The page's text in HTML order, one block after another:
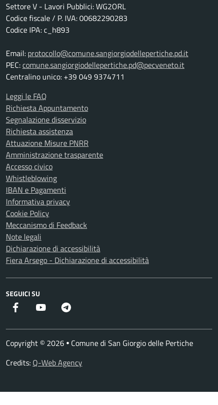
Settore V - Lavori Pubblici: WG2ORL
Codice fiscale / P. IVA: 00682290283
Codice IPA: c_h893
Email: protocollo@comune.sangiorgiodellepertiche.pd.it
PEC:comune.sangiorgiodellepertiche.pd@pecveneto.it
Centralino unico: +39 049 9374711
Leggi le FAQ
Richiesta Appuntamento
Segnalazione disservizio
Richiesta assistenza
Attuazione Misure PNRR
Amministrazione trasparente
Accesso civico
Whistleblowing
IBAN e Pagamenti
Informativa privacy
Cookie Policy
Meccanismo di Feedback
Note legali
Dichiarazione di accessibilità
Fiera Arsego - Dichiarazione di accessibilità
SEGUICI SU
Facebook YouTube
Copyright © 2026 • Comune di San Giorgio delle Pertiche
Credits: Q-Web Agency